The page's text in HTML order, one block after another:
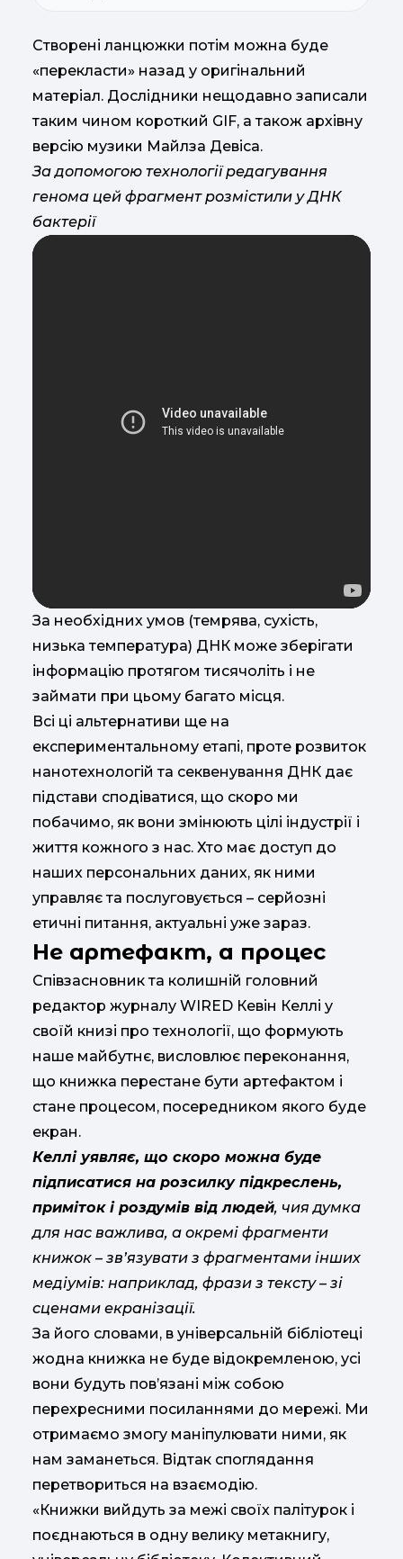
Створені ланцюжки потім можна буде
«перекласти» назад у оригінальний
матеріал. Дослідники нещодавно записали
таким чином короткий GIF, а також архівну
версію музики Майлза Девіса.
За допомогою технології редагування
генома цей фрагмент розмістили у ДНК
бактерії
За необхідних умов (темрява, сухість,
низька температура) ДНК може зберігати
інформацію протягом тисячоліть і не
займати при цьому багато місця.
Всі ці альтернативи ще на
експериментальному етапі, проте розвиток
нанотехнологій та секвенування ДНК дає
підстави сподіватися, що скоро ми
побачимо, як вони змінюють цілі індустрії і
життя кожного з нас. Хто має доступ до
наших персональних даних, як ними
управляє та послуговується – серйозні
етичні питання, актуальні уже зараз.
Не артефакт, а процес
Співзасновник та колишній головний
редактор журналу WIRED Кевін Келлі у
своїй книзі про технології, що формують
наше майбутнє, висловлює переконання,
що книжка перестане бути артефактом і
стане процесом, посередником якого буде
екран.
Келлі уявляє, що скоро можна буде
підписатися на розсилку підкреслень,
приміток і роздумів від людей, чия думка
для нас важлива, а окремі фрагменти
книжок – зв’язувати з фрагментами інших
медіумів: наприклад, фрази з тексту – зі
сценами екранізації.
За його словами, в універсальній бібліотеці
жодна книжка не буде відокремленою, усі
вони будуть пов’язані між собою
перехресними посиланнями до мережі. Ми
отримаємо змогу маніпулювати ними, як
нам заманеться. Відтак споглядання
перетвориться на взаємодію.
«Книжки вийдуть за межі своїх палітурок і
поєднаються в одну велику метакнигу,